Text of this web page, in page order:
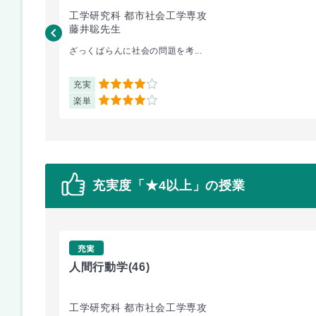
工学研究科 都市社会工学専攻
藤井聡先生
ざっくばらんに社会の問題を考...
充実 4
楽単 4
充実度「★4以上」の授業
充実
人間行動学(46)
工学研究科 都市社会工学専攻